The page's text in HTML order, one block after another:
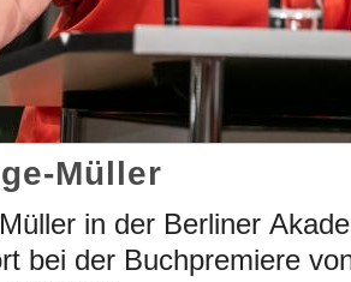
Müller
in der Berliner
bei der Buchpremiere